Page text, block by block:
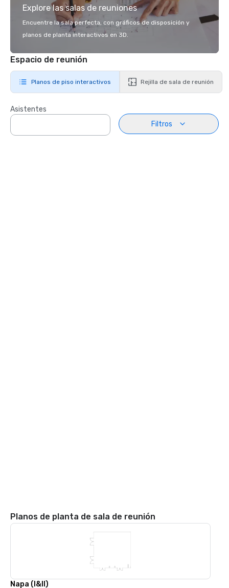
Explore las salas de reuniones
Encuentre la sala perfecta, con gráficos de disposición y
planos de planta interactivos en 3D.
Espacio de reunión
Planos de piso interactivos Rejilla de sala de reunión
Asistentes
Filtros
Planos de planta de sala de reunión
Napa (I&II)